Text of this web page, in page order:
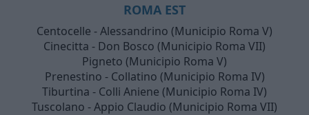
ROMA EST
Centocelle - Alessandrino (Municipio Roma V)
Cinecitta - Don Bosco (Municipio Roma VII)
Pigneto (Municipio Roma V)
Prenestino - Collatino (Municipio Roma IV)
Tiburtina - Colli Aniene (Municipio Roma IV)
Tuscolano - Appio Claudio (Municipio Roma VII)